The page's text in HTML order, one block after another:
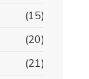
(15)
(20)
(21)